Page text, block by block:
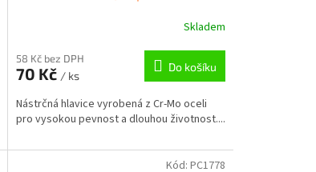
Skladem
58 Kč bez DPH
70 Kč / ks
Do košíku
Nástrčná hlavice vyrobená z Cr-Mo oceli
pro vysokou pevnost a dlouhou životnost....
Kód: PC1778